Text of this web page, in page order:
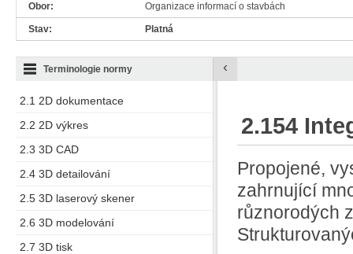
Obor: Organizace informací o stavbách
Stav: Platná
2.1 2D dokumentace
2.2 2D výkres
2.3 3D CAD
2.4 3D detailování
2.5 3D laserový skener
2.6 3D modelování
2.7 3D tisk
Terminologie normy ‹
2.154
Propojené,
zahrnující
různorodých